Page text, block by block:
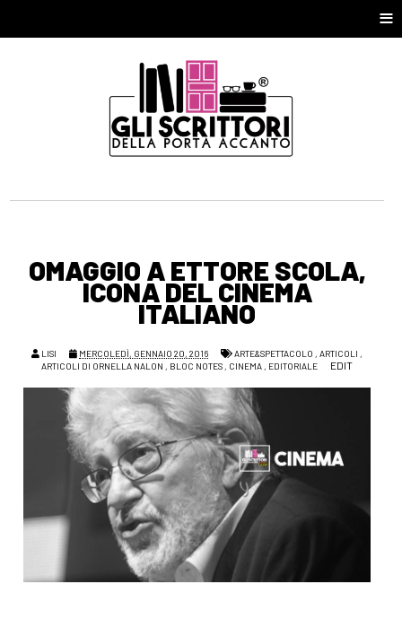
≡
OMAGGIO A ETTORE SCOLA,
ICONA DEL CINEMA
ITALIANO
LISI MERCOLEDÌ, GENNAIO 20, 2016 ARTE&SPETTACOLO ,ARTICOLI ,
ARTICOLI DI ORNELLA NALON , BLOC NOTES , CINEMA , EDITORIALE EDIT